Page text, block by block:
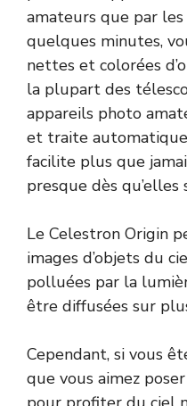
amateurs que par les
quelques minutes,
nettes et colorées
la plupart des
appareils photo
et traite
facilite plus que
presque dès
Le Celestron Origin
images d’objets du
polluées par la
être diffusées sur
Cependant, si vous
que vous aimez